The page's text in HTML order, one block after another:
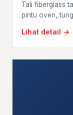
Tali fiberglass
pintu oven,
Lihat detail →